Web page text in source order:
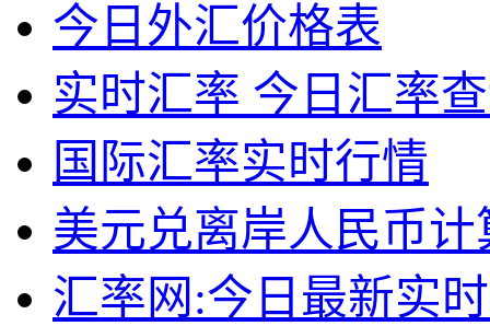
今日外汇价格表
实时汇率 今日汇率
国际汇率实时行情
美元兑离岸人民币
汇率网:今日最新实